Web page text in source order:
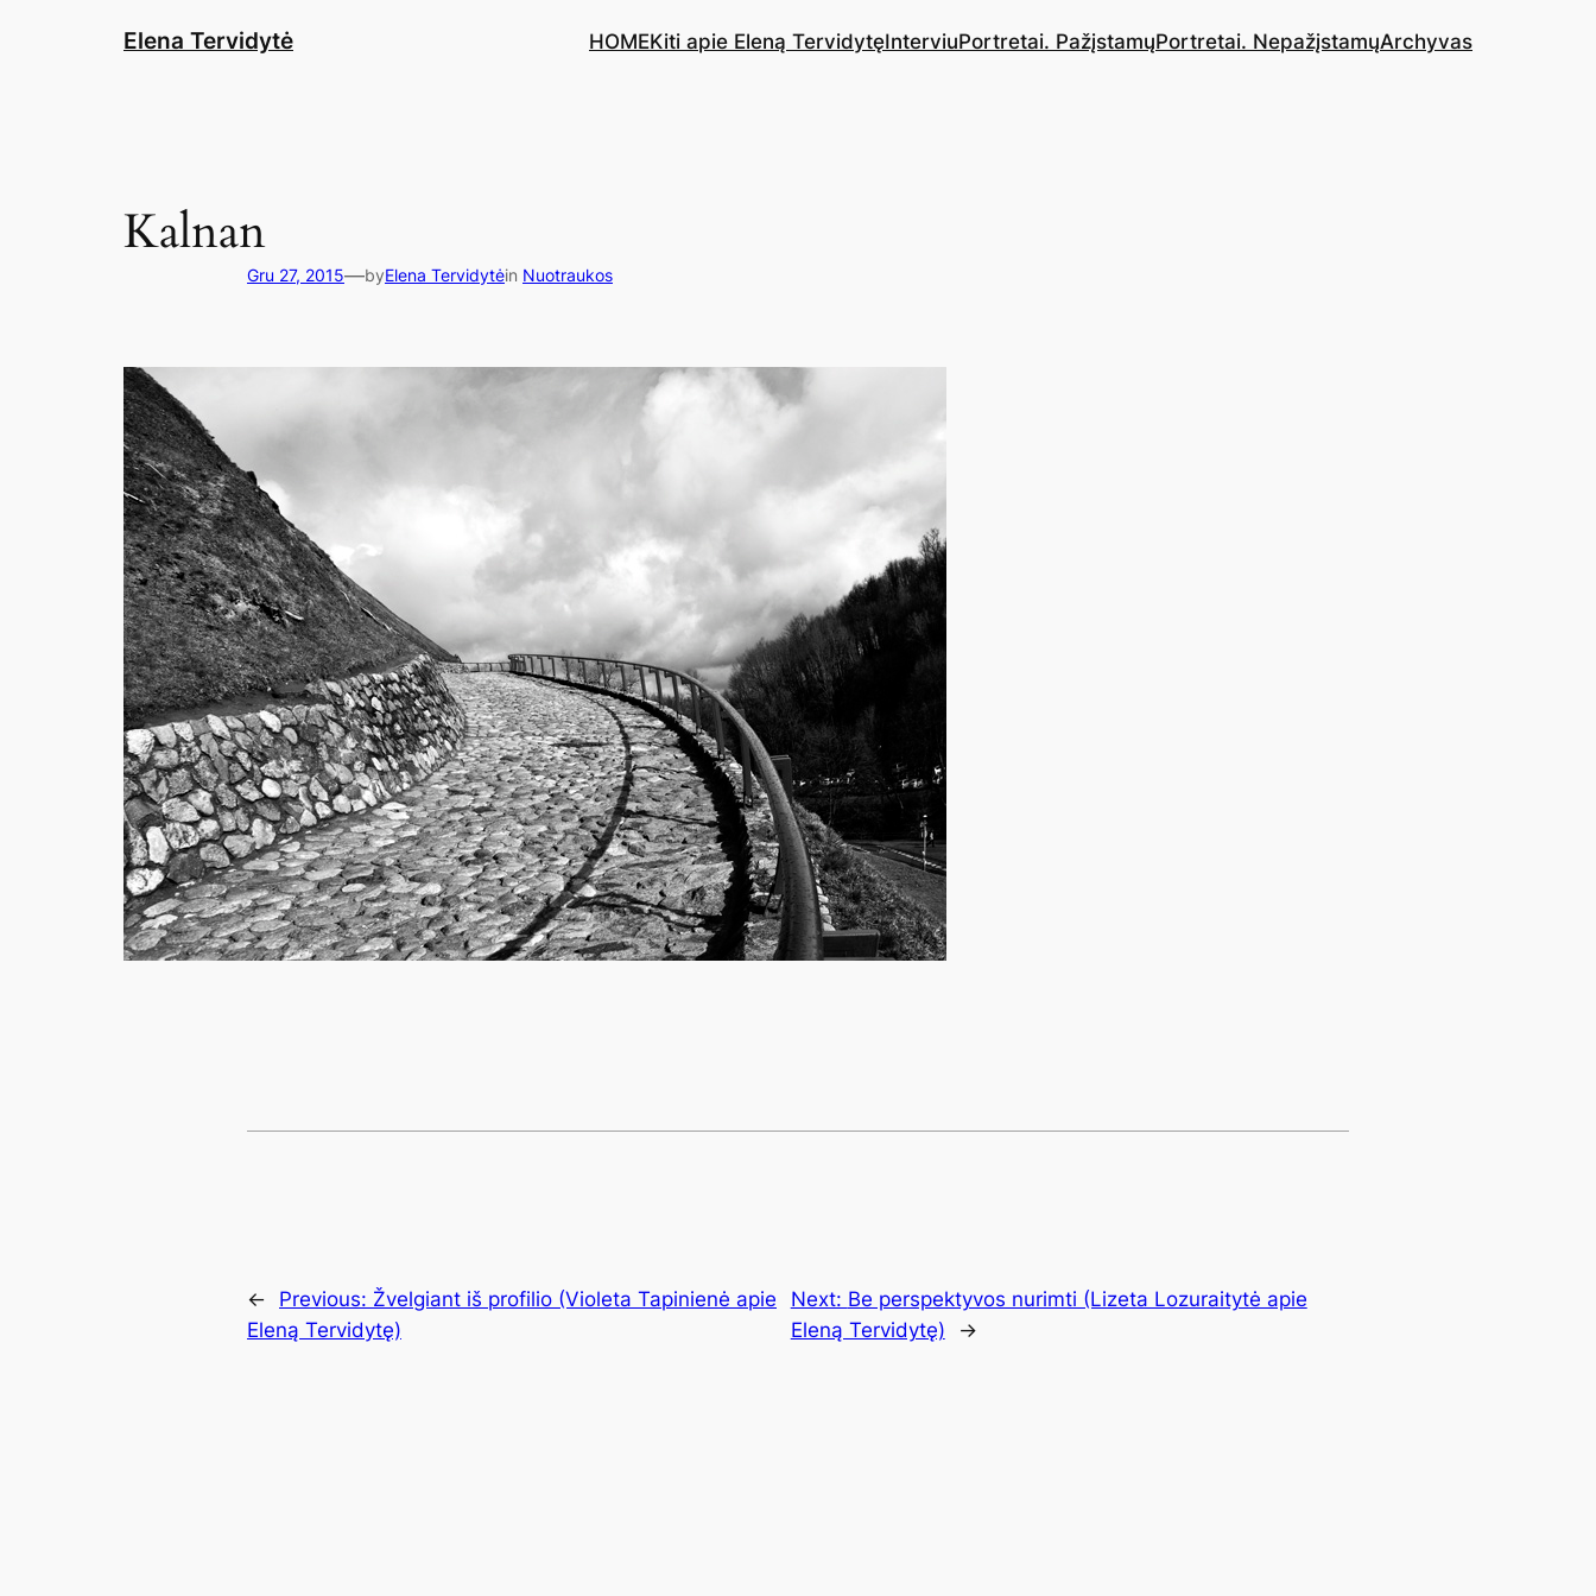
Elena Tervidytė HOMEKiti apie Eleną TervidytęInterviuPortretai. PažįstamųPortretai. NepažįstamųArchyvas
Kalnan
Gru 27, 2015—byElena Tervidytėin Nuotraukos
← Previous: Žvelgiant iš profilio (Violeta Tapinienė apie
Eleną Tervidytę)
Next: Be perspektyvos nurimti (Lizeta Lozuraitytė apie
Eleną Tervidytę)
→